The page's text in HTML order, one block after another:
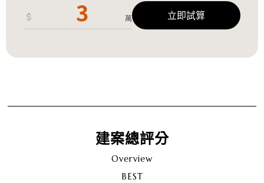
萬 立即試算
建案總評分
Overview
BEST